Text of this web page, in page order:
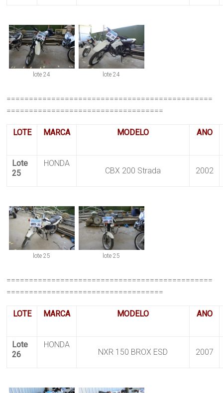
lote 24 lote 24
==============================================
===================================
LOTE MARCA MODELO ANO
Lote
25
HONDA
CBX 200 Strada 2002
lote 25 lote 25
==============================================
===================================
LOTE MARCA MODELO ANO
Lote
26
HONDA
NXR 150 BROX ESD 2007